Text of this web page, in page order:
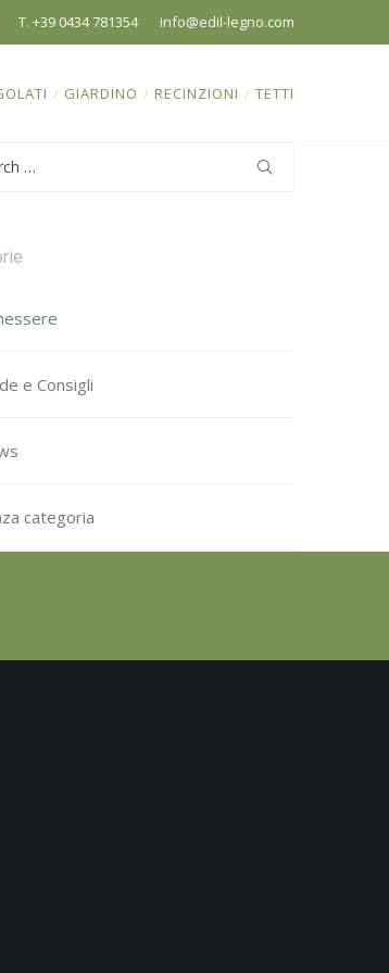
info@edil-legno.com
T. +39 0434 781354
/ GIARDINO / RECINZIONI / TETTI
e Consigli
categoria